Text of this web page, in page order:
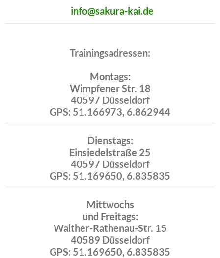
info@sakura-kai.de
Trainingsadressen:
Montags:
Wimpfener Str. 18
40597 Düsseldorf
GPS: 51.166973, 6.862944
Dienstags:
Einsiedelstraße 25
40597 Düsseldorf
GPS: 51.169650, 6.835835
Mittwochs
und Freitags:
Walther-Rathenau-Str. 15
40589 Düsseldorf
GPS: 51.169650, 6.835835